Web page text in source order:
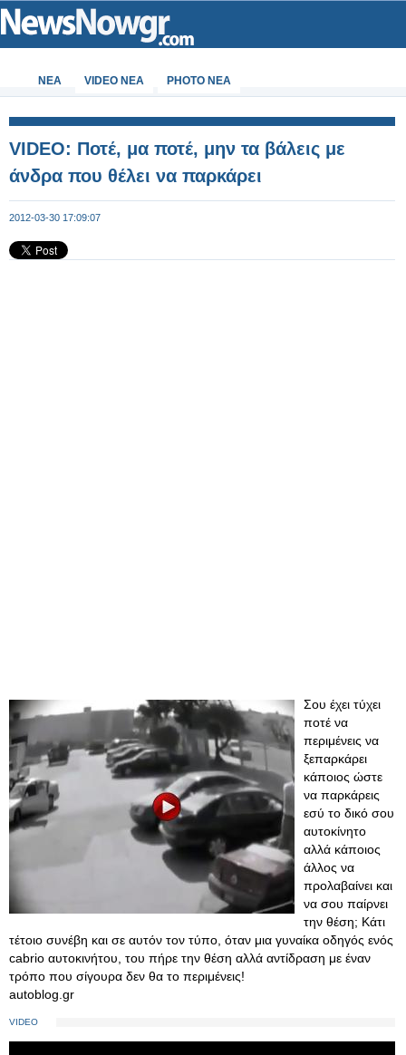
ΝΕΑ VIDEO NEA PHOTO NEA
VIDEO: Ποτέ, μα ποτέ, μην τα βάλεις με
άνδρα που θέλει να παρκάρει
2012-03-30 17:09:07
Σου έχει τύχει
ποτέ να
περιμένεις να
ξεπαρκάρει
κάποιος ώστε
να παρκάρεις
εσύ το δικό σου
αυτοκίνητο
αλλά κάποιος
άλλος να
προλαβαίνει και
να σου παίρνει
την θέση; Κάτι
τέτοιο συνέβη και σε αυτόν τον τύπο, όταν μια γυναίκα οδηγός ενός
cabrio αυτοκινήτου, του πήρε την θέση αλλά αντίδραση με έναν
τρόπο που σίγουρα δεν θα το περιμένεις!
autoblog.gr
VIDEO